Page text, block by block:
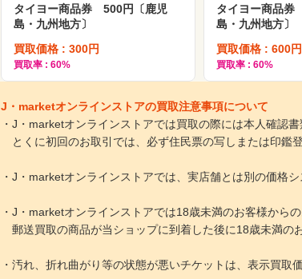
タイヨー商品券 500円〔鹿児
島・九州地方〕
買取価格 : 300円
買取率 : 60%
タイヨー商品
島・九州地方〕
買取価格 : 600円
買取率 : 60%
J・marketオンラインストアの買取注意事項について
・J・marketオンラインストアでは買取の際には本人確認書
とくに初回のお取引では、必ず住民票の写しまたは印鑑
・J・marketオンラインストアでは、実店舗とは別の価格シ
・J・marketオンラインストアでは18歳未満のお客様から
郵送買取の商品が当ショップに到着した後に18歳未満の
・汚れ、折れ曲がり等の状態が悪いチケットは、表示買